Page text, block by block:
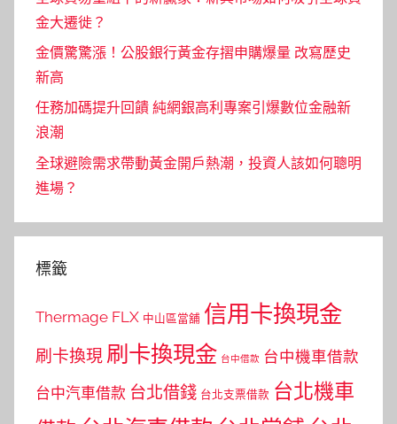
金大遷徙？
金價驚驚漲！公股銀行黃金存摺申購爆量 改寫歷史
新高
任務加碼提升回饋 純網銀高利專案引爆數位金融新
浪潮
全球避險需求帶動黃金開戶熱潮，投資人該如何聰明
進場？
標籤
Thermage FLX 中山區當舖 信用卡換現金
刷卡換現 刷卡換現金 台中借款 台中機車借款
台中汽車借款 台北借錢 台北支票借款 台北機車